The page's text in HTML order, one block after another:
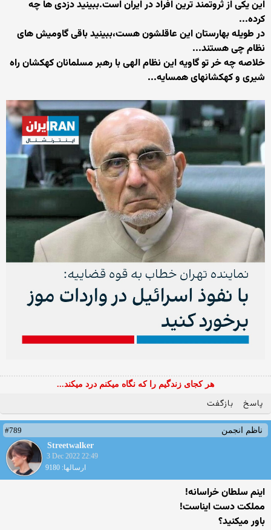
این یکی از ثروتمند ترین افراد در ایران است.ببینید دزدی ها چه
کرده...
در طویله بهارستان این عاقلشون هست،ببینید باقی گاومیش های
نظام چی هستند...
خلاصه چه خر تو گاویه این نظام الهی با رهبر مسلمانان کهکشان راه
شیری و کهکشانهای همسایه...
هر کجای زندگیم را که نگاه میکنم درد میکند...
پاسخ بازگفت
ناظم انجمن
#789
Streetwalker
3 Dec 2022 22:49
ارسالها: 9180
اینم سلطان خراسانه!
مملکت دست ایناست!
باور میکنید؟